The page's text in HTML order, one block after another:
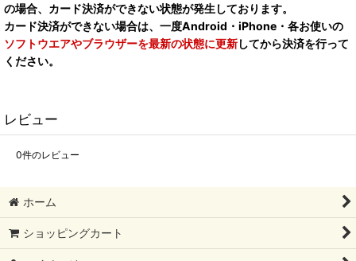
の場合、カード決済ができない状態が発生しております。
カード決済ができない場合は、一度Android・iPhone・各お使いの
ソフトウエアやブラウザーを最新の状態に更新してから決済を行って
ください。
レビュー
0件のレビュー
ホーム
ショッピングカート